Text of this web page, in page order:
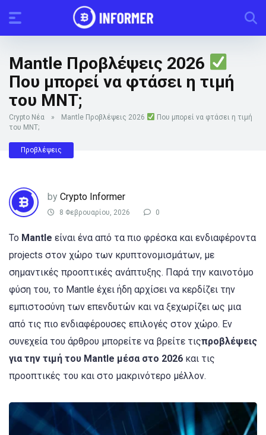
Mantle Προβλέψεις 2026
Που μπορεί να φτάσει η τιμή
του MNT;
Crypto Νέα » Mantle Προβλέψεις 2026
Που μπορεί να φτάσει η τιμή
του MNT;
Προβλέψεις
by Crypto Informer
8 Φεβρουαρίου, 2026 0
Το Mantle είναι ένα από τα πιο φρέσκα και ενδιαφέροντα
projects στον χώρο των κρυπτονομισμάτων, με
σημαντικές προοπτικές ανάπτυξης. Παρά την καινοτόμο
φύση του, το Mantle έχει ήδη αρχίσει να κερδίζει την
εμπιστοσύνη των επενδυτών και να ξεχωρίζει ως μια
από τις πιο ενδιαφέρουσες επιλογές στον χώρο. Εν
συνεχεία του άρθρου μπορείτε να βρείτε τιςπροβλέψεις
για την τιμή του Mantle μέσα στο 2026 και τις
προοπτικές του και στο μακρινότερο μέλλον.